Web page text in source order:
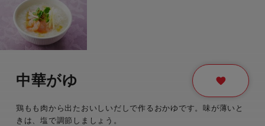
中華がゆ
鶏もも肉から出たおいしいだしで作るおかゆです。味が薄いと
きは、塩で調節しましょう。